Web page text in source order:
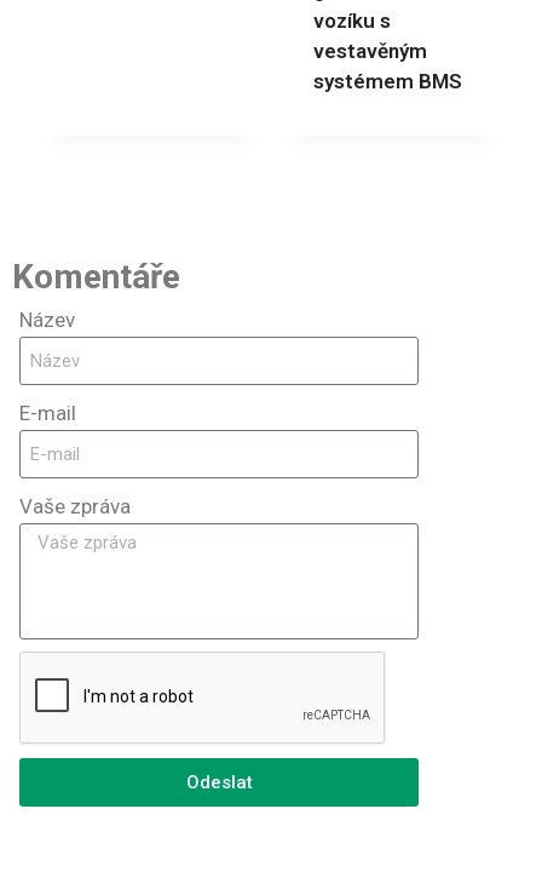
vozíku s
vestavěným
systémem BMS
Komentáře
Název
E-mail
Vaše zpráva
Odeslat